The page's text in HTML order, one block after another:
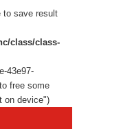
to save result
class/class-
43e97-
free some
on device")